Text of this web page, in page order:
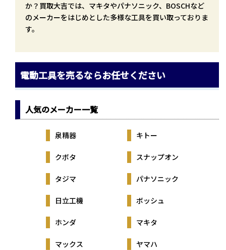
か？買取大吉では、マキタやパナソニック、BOSCHなど
のメーカーをはじめとした多様な工具を買い取っておりま
す。
電動工具を売るならお任せください
人気のメーカー一覧
泉精器 キトー
クボタ スナップオン
タジマ パナソニック
日立工機 ボッシュ
ホンダ マキタ
マックス ヤマハ